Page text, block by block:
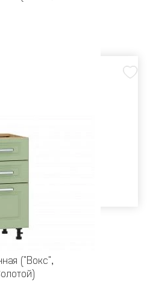
("Вокс",